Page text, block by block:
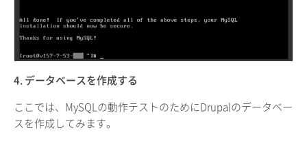
4. データベースを作成する
ここでは、MySQLの動作テストのためにDrupalのデータベー
スを作成してみます。